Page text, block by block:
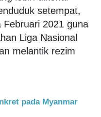
setempat,
Februari 2021 guna
Liga Nasional
melantik rezim
pada Myanmar